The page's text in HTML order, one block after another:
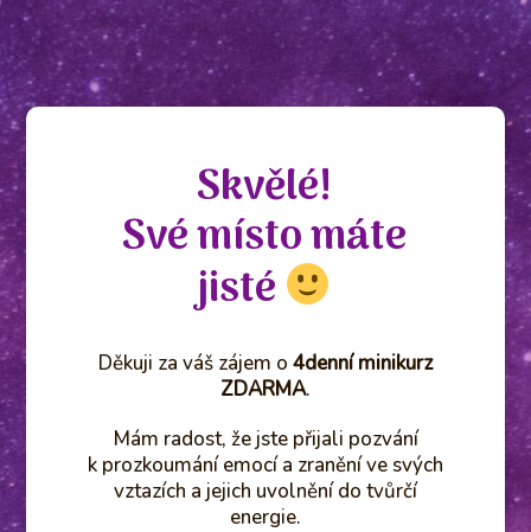
Skvělé!
Své místo máte
jisté
Děkuji za váš zájem o 4denní minikurz
ZDARMA.
Mám radost, že jste přijali pozvání
k prozkoumání emocí a zranění ve svých
vztazích a jejich uvolnění do tvůrčí
energie.